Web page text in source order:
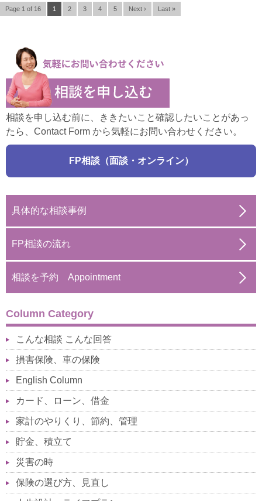
Page 1 of 16 1 2 3 4 5 Next › Last »
相談を申し込む前に、ききたいこと確認したいことがあっ
たら、Contact Form から気軽にお問い合わせください。
FP相談（面談・オンライン）
具体的な相談事例
FP相談の流れ
相談を予約 Appointment
Column Category
こんな相談 こんな回答
損害保険、車の保険
English Column
カード、ローン、借金
家計のやりくり、節約、管理
貯金、積立て
災害の時
保険の選び方、見直し